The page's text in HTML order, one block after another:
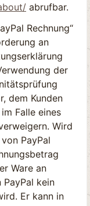
/ abrufbar.
Rechnung“
an
der
dem Kunden
Falle eines
Wird
PayPal
Ware an
PayPal kein
Er kann in